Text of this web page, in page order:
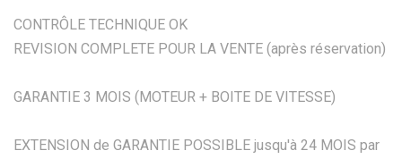
CONTRÔLE TECHNIQUE OK
REVISION COMPLETE POUR LA VENTE (après réservation)
GARANTIE 3 MOIS (MOTEUR + BOITE DE VITESSE)
EXTENSION de GARANTIE POSSIBLE jusqu'à 24 MOIS par